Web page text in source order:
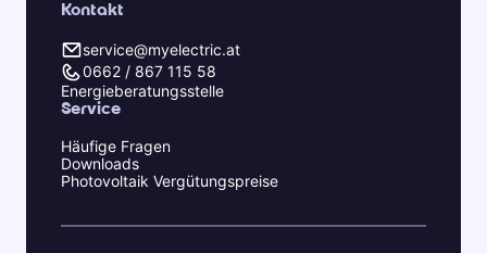
Kontakt
service@myelectric.at
0662 / 867 115 58
Energieberatungsstelle
Service
Häufige Fragen
Downloads
Photovoltaik Vergütungspreise